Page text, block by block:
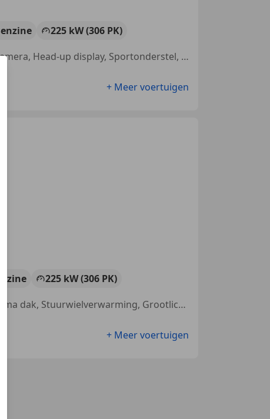
225 kW (306 PK)
Airbag bestuurder, Panorama dak, Sportstoelen, Parkeerhulp met camera, Head-up display, Sportonderstel, Getinte ramen, Schakelflippers
+ Meer voertuigen
225 kW (306 PK)
Sportstoelen, Airbag bestuurder, Open dak, Head-up display, Panorama dak, Stuurwielverwarming, Grootlichtassistent, Elektrische ramen
+ Meer voertuigen